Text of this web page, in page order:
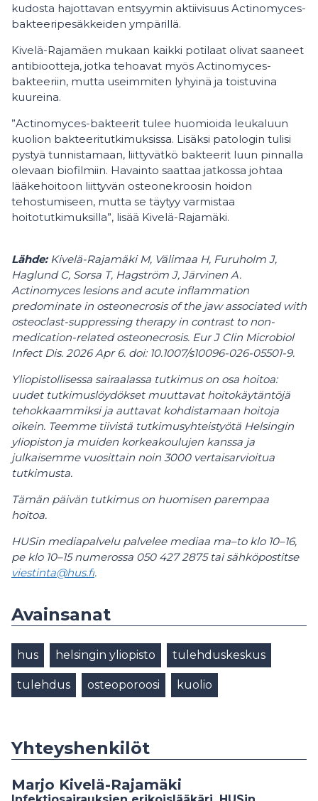
kudosta hajottavan entsyymin aktiivisuus Actinomyces-
bakteeripesäkkeiden ympärillä.
Kivelä-Rajamäen mukaan kaikki potilaat olivat saaneet
antibiootteja, jotka tehoavat myös Actinomyces-
bakteeriin, mutta useimmiten lyhyinä ja toistuvina
kuureina.
”Actinomyces-bakteerit tulee huomioida leukaluun
kuolion bakteeritutkimuksissa. Lisäksi patologin tulisi
pystyä tunnistamaan, liittyvätkö bakteerit luun pinnalla
olevaan biofilmiin. Havainto saattaa jatkossa johtaa
lääkehoitoon liittyvän osteonekroosin hoidon
tehostumiseen, mutta se täytyy varmistaa
hoitotutkimuksilla”, lisää Kivelä-Rajamäki.
Lähde:Kivelä-Rajamäki M, Välimaa H, Furuholm J,
Haglund C, Sorsa T, Hagström J, Järvinen A.
Actinomyces lesions and acute inflammation
predominate in osteonecrosis of the jaw associated with
osteoclast-suppressing therapy in contrast to non-
medication-related osteonecrosis. Eur J Clin Microbiol
Infect Dis. 2026 Apr 6. doi: 10.1007/s10096-026-05501-9.
Yliopistollisessa sairaalassa tutkimus on osa hoitoa:
uudet tutkimuslöydökset muuttavat hoitokäytäntöjä
tehokkaammiksi ja auttavat kohdistamaan hoitoja
oikein. Teemme tiivistä tutkimusyhteistyötä Helsingin
yliopiston ja muiden korkeakoulujen kanssa ja
julkaisemme vuosittain noin 3000 vertaisarvioitua
tutkimusta.
Tämän päivän tutkimus on huomisen parempaa
hoitoa.
HUSin mediapalvelu palvelee mediaa ma–to klo 10–16,
pe klo 10–15 numerossa 050 427 2875 tai sähköpostitse
viestinta@hus.fi.
Avainsanat
hus helsingin yliopisto tulehduskeskus
tulehdus osteoporoosi kuolio
Yhteyshenkilöt
Marjo Kivelä-Rajamäki